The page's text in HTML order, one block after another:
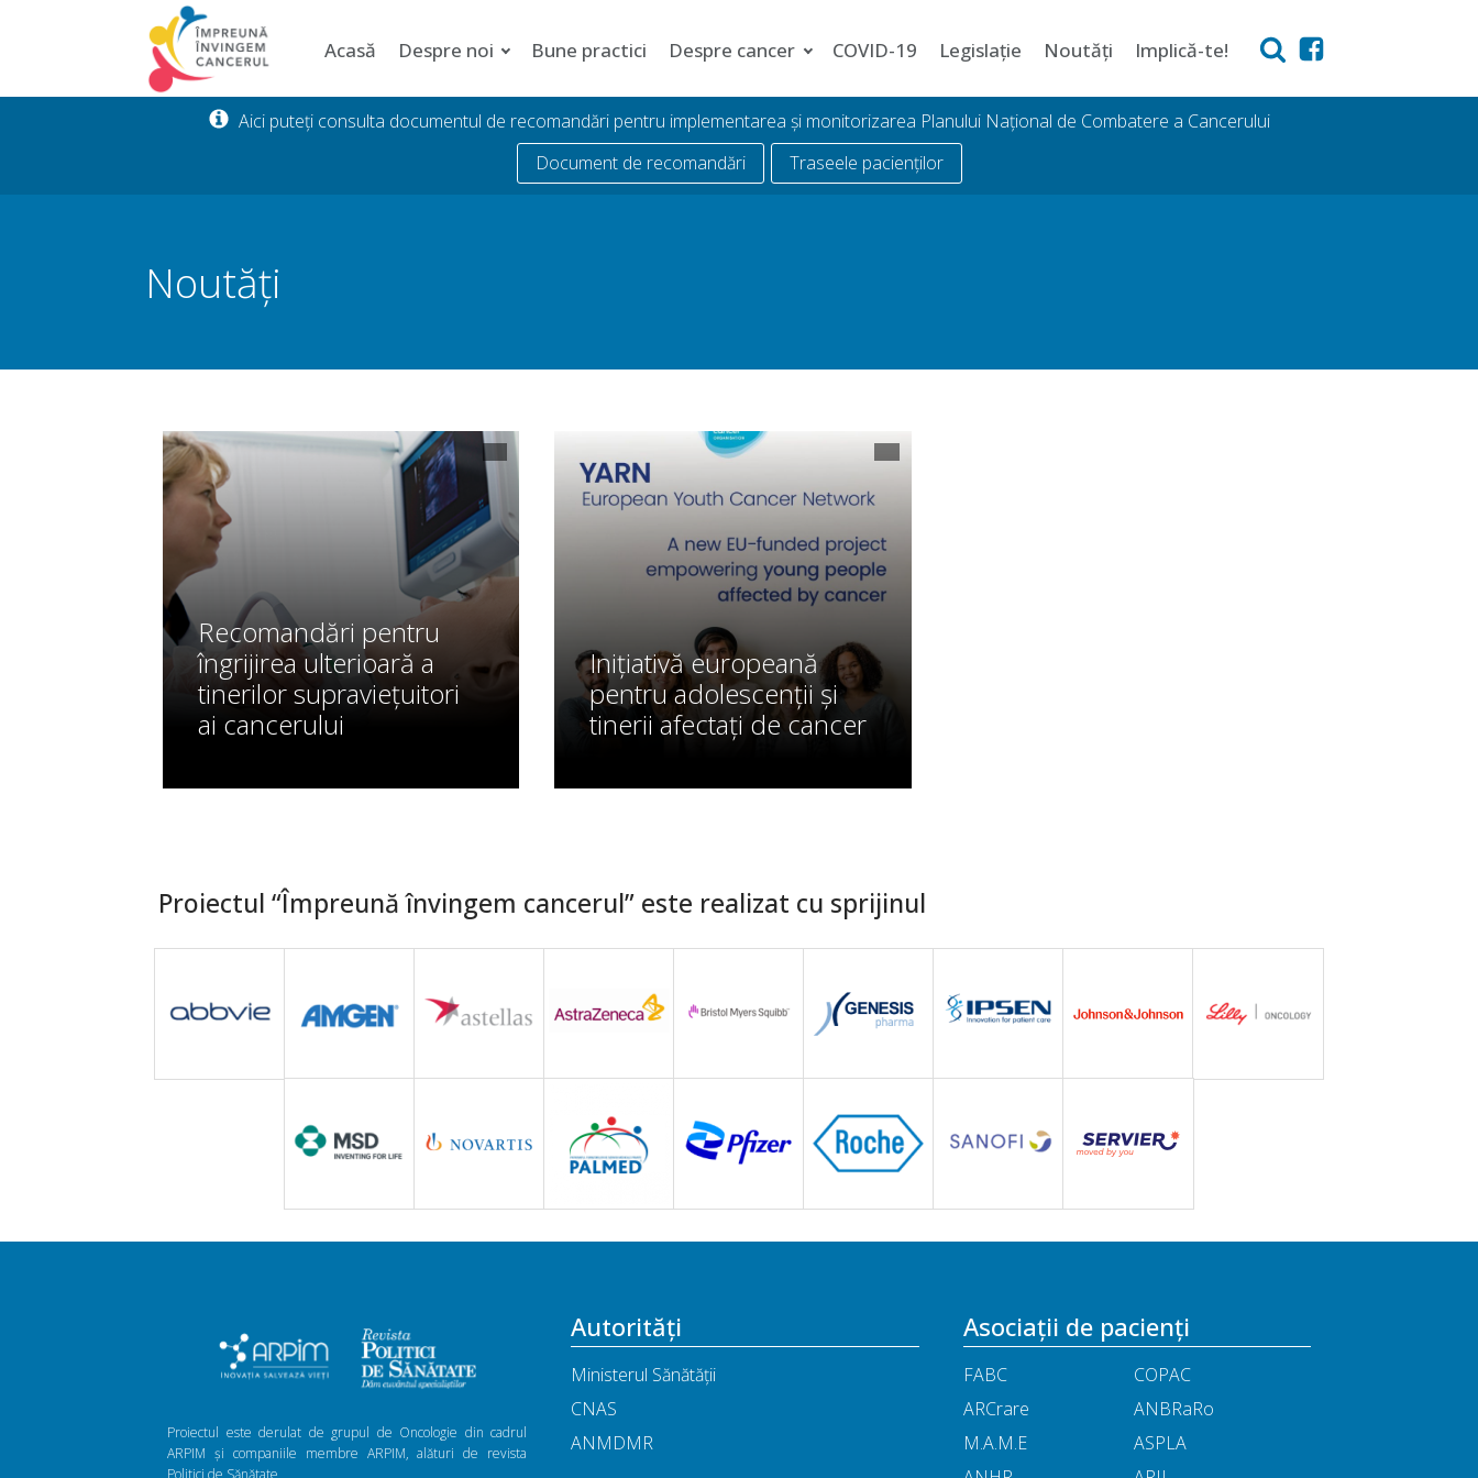
Acasă Despre noi Bune practici Despre cancer COVID-19 Legislație Noutăți Implică-te!
Aici puteți consulta documentul de recomandări pentru implementarea și monitorizarea Planului Național de Combatere a Cancerului
Document de recomandări
Traseele pacienților
Noutăți
Recomandări pentru
îngrijirea ulterioară a
tinerilor supraviețuitori
ai cancerului
Inițiativă europeană
pentru adolescenții și
tinerii afectați de cancer
Proiectul “Împreună învingem cancerul” este realizat cu sprijinul
Proiectul este derulat de grupul de Oncologie din cadrul
ARPIM și companiile membre ARPIM, alături de revista
Politici de Sănătate
Autorități
Ministerul Sănătății
CNAS
ANMDMR
Asociații de pacienți
FABC
COPAC
ARCrare
ANBRaRo
M.A.M.E
ASPLA